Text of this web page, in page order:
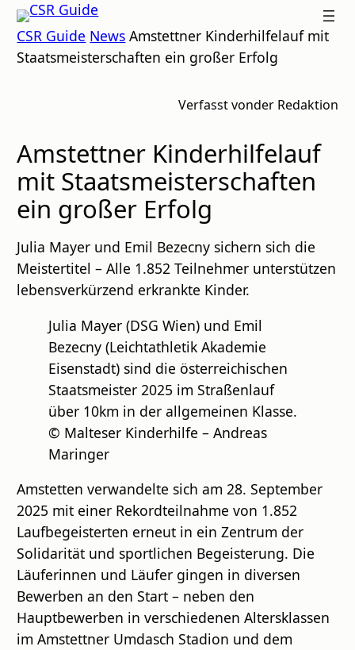
Zum
Inhalt
springen
CSR
GUIDE
CSR Guide News Amstettner Kinderhilfelauf mit
Staatsmeisterschaften ein großer Erfolg
Verfasst vonder Redaktion
Amstettner Kinderhilfelauf
mit Staatsmeisterschaften
ein großer Erfolg
Julia Mayer und Emil Bezecny sichern sich die
Meistertitel – Alle 1.852 Teilnehmer unterstützen
lebensverkürzend erkrankte Kinder.
Julia Mayer (DSG Wien) und Emil
Bezecny (Leichtathletik Akademie
Eisenstadt) sind die österreichischen
Staatsmeister 2025 im Straßenlauf
über 10km in der allgemeinen Klasse.
© Malteser Kinderhilfe – Andreas
Maringer
Amstetten verwandelte sich am 28. September
2025 mit einer Rekordteilnahme von 1.852
Laufbegeisterten erneut in ein Zentrum der
Solidarität und sportlichen Begeisterung. Die
Läuferinnen und Läufer gingen in diversen
Bewerben an den Start – neben den
Hauptbewerben in verschiedenen Altersklassen
im Amstettner Umdasch Stadion und dem